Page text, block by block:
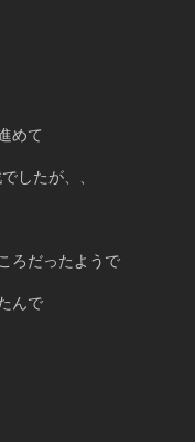
めて
したが、、
ろだったようで
んで